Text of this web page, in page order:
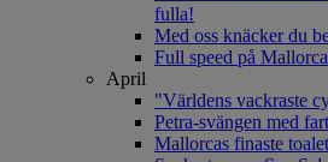
fulla!
Med oss knäcker du
Full speed på
April
"Världens vackraste
Petra-svängen med
Mallorcas finaste